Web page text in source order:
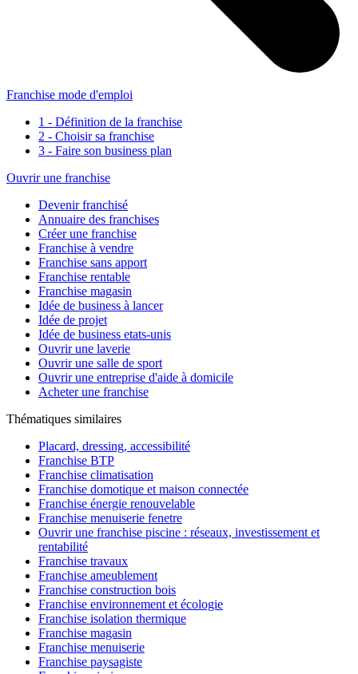
Franchise mode d'emploi
1 - Définition de la franchise
2 - Choisir sa franchise
3 - Faire son business plan
Ouvrir une franchise
Devenir franchisé
Annuaire des franchises
Créer une franchise
Franchise à vendre
Franchise sans apport
Franchise rentable
Franchise magasin
Idée de business à lancer
Idée de projet
Idée de business etats-unis
Ouvrir une laverie
Ouvrir une salle de sport
Ouvrir une entreprise d'aide à domicile
Acheter une franchise
Thématiques similaires
Placard, dressing, accessibilité
Franchise BTP
Franchise climatisation
Franchise domotique et maison connectée
Franchise énergie renouvelable
Franchise menuiserie fenetre
Ouvrir une franchise piscine : réseaux, investissement et
rentabilité
Franchise travaux
Franchise ameublement
Franchise construction bois
Franchise environnement et écologie
Franchise isolation thermique
Franchise magasin
Franchise menuiserie
Franchise paysagiste